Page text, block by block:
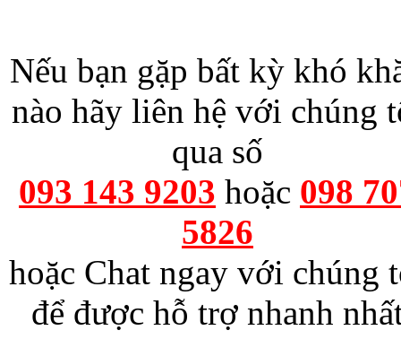
Nếu bạn gặp bất kỳ khó
nào hãy liên hệ với chúng
qua số
093 143 9203 hoặc 098
5826
hoặc Chat ngay với chúng
để được hỗ trợ nhanh